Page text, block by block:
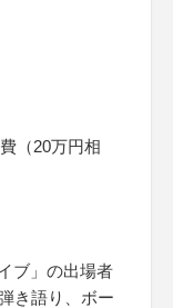
（20万円相
ブ」の出場者
き語り、ボー